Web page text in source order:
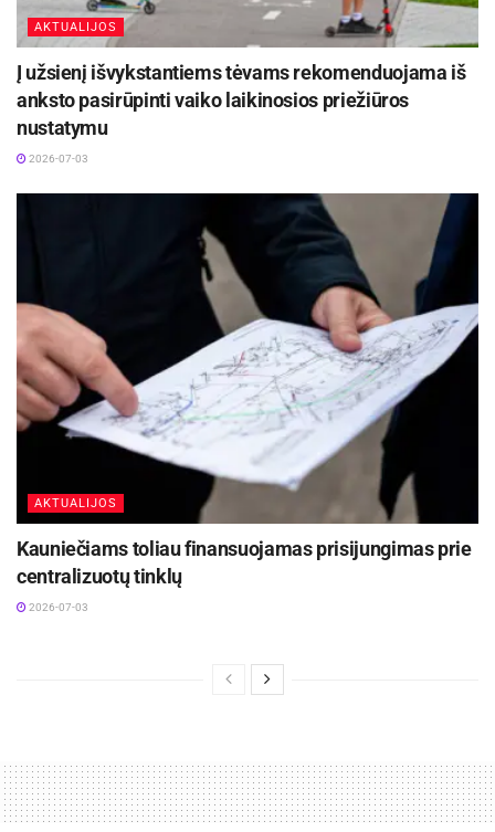
AKTUALIJOS
Į užsienį išvykstantiems tėvams rekomenduojama iš
anksto pasirūpinti vaiko laikinosios priežiūros
nustatymu
2026-07-03
AKTUALIJOS
Kauniečiams toliau finansuojamas prisijungimas prie
centralizuotų tinklų
2026-07-03